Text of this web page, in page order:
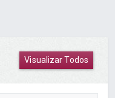
Visualizar Todos